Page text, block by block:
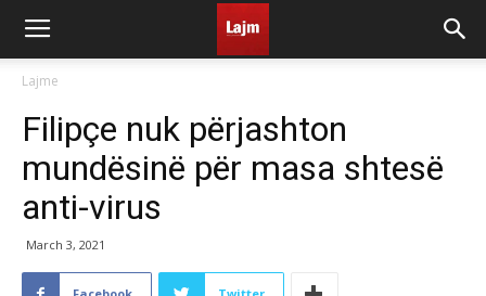
Lajme
Filipçe nuk përjashton
mundësinë për masa shtesë
anti-virus
March 3, 2021